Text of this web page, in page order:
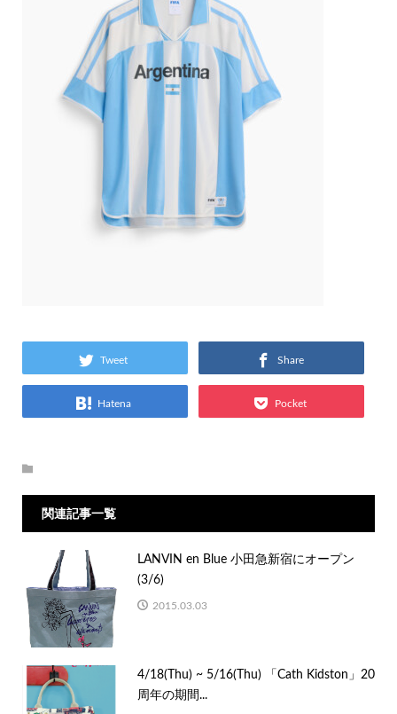
Tweet Share
Hatena Pocket
関連記事一覧
LANVIN en Blue 小田急新宿にオープン
(3/6)
2015.03.03
4/18(Thu) ~ 5/16(Thu) 「Cath Kidston」20
周年の期間...